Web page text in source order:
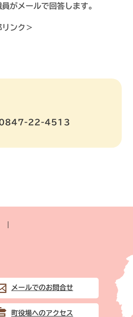
がメールで回答します。
リンク＞
0847-22-4513
メールでのお問合せ
町役場へのアクセス